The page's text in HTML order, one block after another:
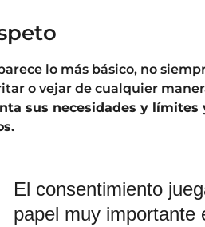
lo más básico, no
o vejar de cualquier
sus necesidades y límites
El consentimiento
papel muy importante